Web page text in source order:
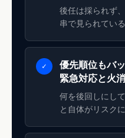
後任は採られず
串で見られてい
✓
優先順位もバ
緊急対応と火
何を後回しにし
と自体がリスクに